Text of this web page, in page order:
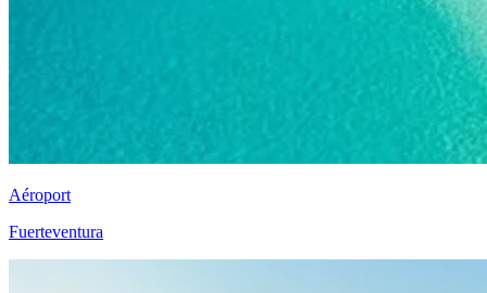
Aéroport
Fuerteventura